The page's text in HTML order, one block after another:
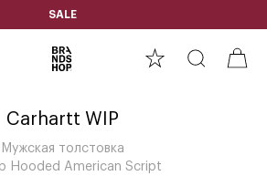
SALE
Carhartt WIP
Мужская толстовка
Hooded American Script